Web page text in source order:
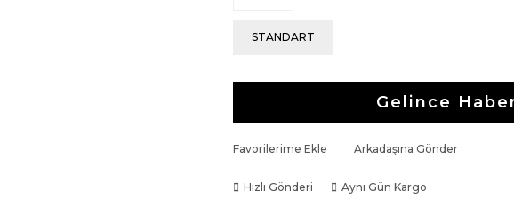
STANDART
Gelince
Favorilerime Ekle Arkadaşına Gönder
Hızlı Gönderi Aynı Gün Kargo